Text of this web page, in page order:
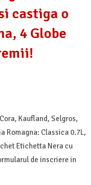
castiga o
4 Globe
Kaufland, Selgros,
Romagna: Classica 0.7L,
Etichetta Nera cu
de inscriere in